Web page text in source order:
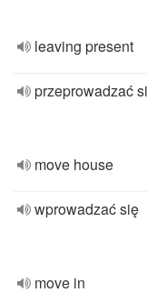
leaving present
przeprowadzać
move house
wprowadzać się
move in